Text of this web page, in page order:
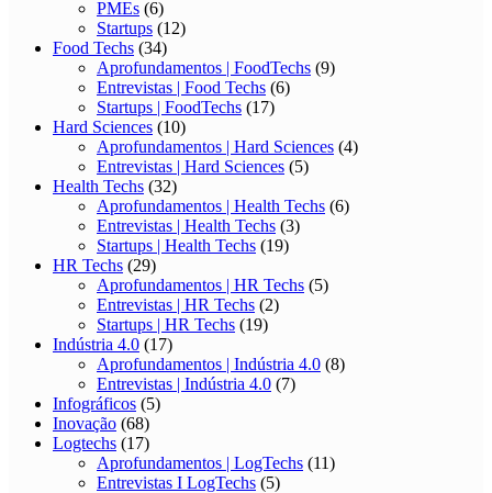
PMEs (6)
Startups (12)
Food Techs (34)
Aprofundamentos | FoodTechs (9)
Entrevistas | Food Techs (6)
Startups | FoodTechs (17)
Hard Sciences (10)
Aprofundamentos | Hard Sciences (4)
Entrevistas | Hard Sciences (5)
Health Techs (32)
Aprofundamentos | Health Techs (6)
Entrevistas | Health Techs (3)
Startups | Health Techs (19)
HR Techs (29)
Aprofundamentos | HR Techs (5)
Entrevistas | HR Techs (2)
Startups | HR Techs (19)
Indústria 4.0 (17)
Aprofundamentos | Indústria 4.0 (8)
Entrevistas | Indústria 4.0 (7)
Infográficos (5)
Inovação (68)
Logtechs (17)
Aprofundamentos | LogTechs (11)
Entrevistas I LogTechs (5)